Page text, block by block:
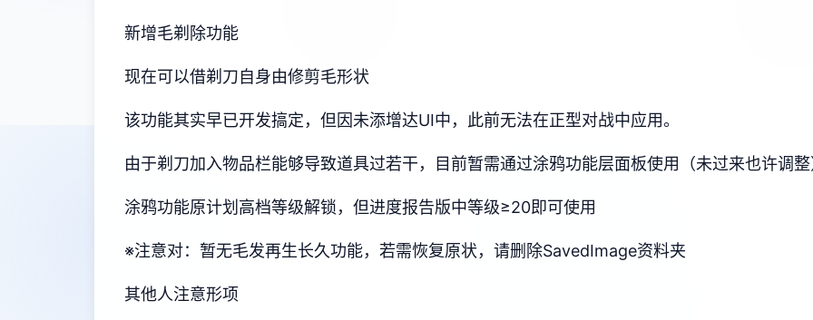
新增毛剃除功能
现在可以借剃刀自身由修剪毛形状
该功能其实早已开发搞定，但因未添增达UI中，此前无法在正型对战中应用。
由于剃刀加入物品栏能够导致道具过若干，目前暂需通过涂鸦功能层面板使用（未过来也许调
涂鸦功能原计划高档等级解锁，但进度报告版中等级≥20即可使用
※注意对：暂无毛发再生长久功能，若需恢复原状，请删除SavedImage资料夹
其他人注意形项